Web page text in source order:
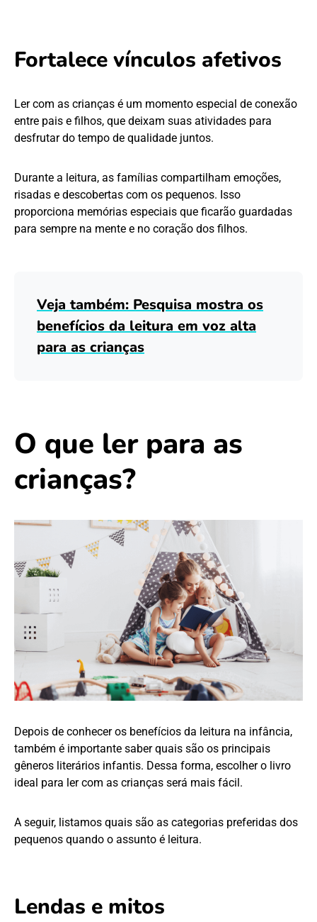
Fortalece vínculos afetivos
Ler com as crianças é um momento especial de conexão
entre pais e filhos, que deixam suas atividades para
desfrutar do tempo de qualidade juntos.
Durante a leitura, as famílias compartilham emoções,
risadas e descobertas com os pequenos. Isso
proporciona memórias especiais que ficarão guardadas
para sempre na mente e no coração dos filhos.
Veja também: Pesquisa mostra os
benefícios da leitura em voz alta
para as crianças
O que ler para as
crianças?
Depois de conhecer os benefícios da leitura na infância,
também é importante saber quais são os principais
gêneros literários infantis. Dessa forma, escolher o livro
ideal para ler com as crianças será mais fácil.
A seguir, listamos quais são as categorias preferidas dos
pequenos quando o assunto é leitura.
Lendas e mitos